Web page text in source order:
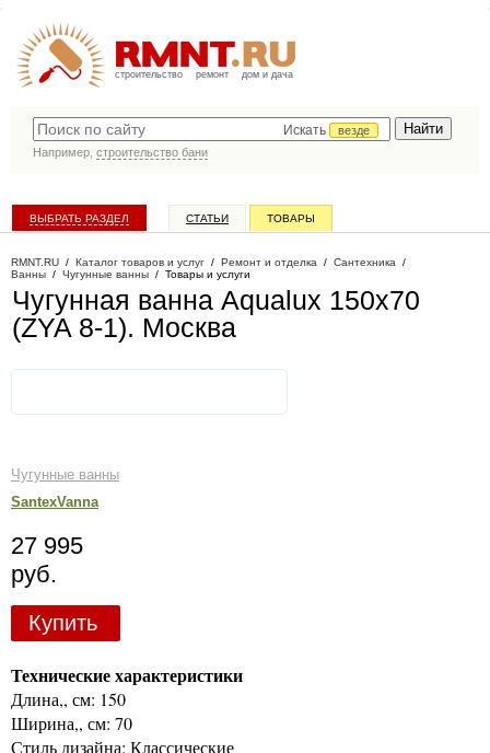
строительство ремонт дом и дача
Искать
везде
Например, строительство бани
ВЫБРАТЬ РАЗДЕЛ СТАТЬИ ТОВАРЫ
RMNT.RU / Каталог товаров и услуг / Ремонт и отделка / Сантехника /
Ванны / Чугунные ванны / Товары и услуги
Чугунная ванна Aqualux 150x70
(ZYA 8-1). Москва
Чугунные ванны
SantexVanna
27 995
руб.
Купить
Технические характеристики
Длина,, см: 150
Ширина,, см: 70
Стиль дизайна: Классические